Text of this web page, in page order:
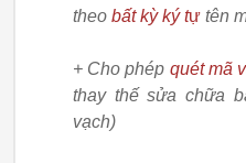
theo bất kỳ ký tự tên
+ Cho phép quét mã
thay thế sửa chữa
vạch)